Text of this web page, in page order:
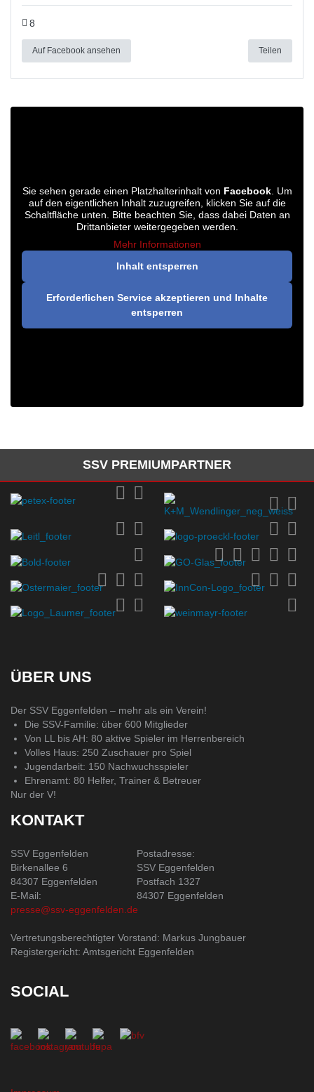
8
Auf Facebook ansehen Teilen
Sie sehen gerade einen Platzhalterinhalt von Facebook. Um
auf den eigentlichen Inhalt zuzugreifen, klicken Sie auf die
Schaltfläche unten. Bitte beachten Sie, dass dabei Daten an
Drittanbieter weitergegeben werden.
Mehr Informationen
Inhalt entsperren
Erforderlichen Service akzeptieren und Inhalte
entsperren
SSV PREMIUMPARTNER
ÜBER UNS
Der SSV Eggenfelden – mehr als ein Verein!
Die SSV-Familie: über 600 Mitglieder
Von LL bis AH: 80 aktive Spieler im Herrenbereich
Volles Haus: 250 Zuschauer pro Spiel
Jugendarbeit: 150 Nachwuchsspieler
Ehrenamt: 80 Helfer, Trainer & Betreuer
Nur der V!
KONTAKT
SSV Eggenfelden
Birkenallee 6
84307 Eggenfelden
E-Mail:
presse@ssv-eggenfelden.de
Postadresse:
SSV Eggenfelden
Postfach 1327
84307 Eggenfelden
Vertretungsberechtigter Vorstand: Markus Jungbauer
Registergericht: Amtsgericht Eggenfelden
SOCIAL